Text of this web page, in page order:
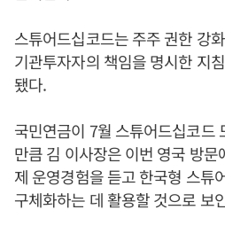
스튜어드십코드는 주주 권한 강
기관투자자의 책임을 명시한 지
됐다.
국민연금이 7월 스튜어드십코드
만큼 김 이사장은 이번 영국 방
제 운영경험을 듣고 한국형 스튜
구체화하는 데 활용할 것으로 보